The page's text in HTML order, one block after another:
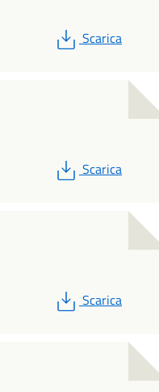
PDF
Scarica
PDF
Scarica
PDF
Scarica